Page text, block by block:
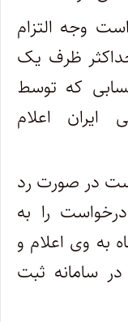
وجه التزام
را حداکثر ظرف یک
که توسط
ایران اعلام
در صورت رد
را به
وی اعلام و
سامانه ثبت